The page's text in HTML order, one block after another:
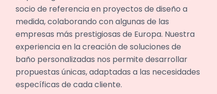
socio de referencia en proyectos de diseño a
medida, colaborando con algunas de las
empresas más prestigiosas de Europa. Nuestra
experiencia en la creación de soluciones de
baño personalizadas nos permite desarrollar
propuestas únicas, adaptadas a las necesidades
específicas de cada cliente.